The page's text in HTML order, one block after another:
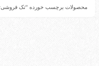
محصولات برچسب خورده “تک فروشیMonster”